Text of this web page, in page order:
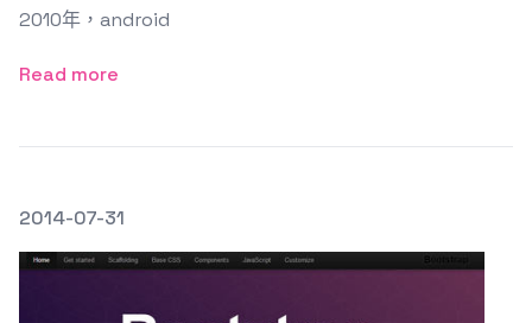
2010年，android
Read more
發文於
2014-07-31